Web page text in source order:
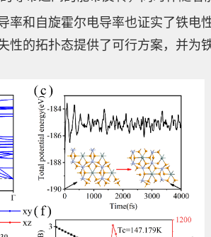
率和自旋霍尔电导率也证实了铁电
性的拓扑态提供了可行方案，并为